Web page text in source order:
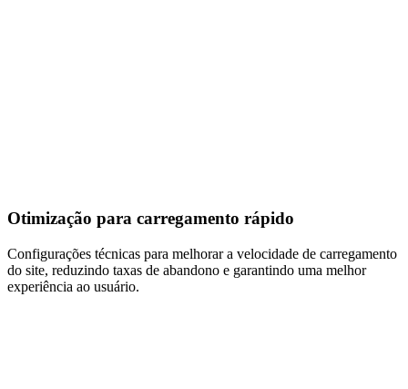
Otimização para carregamento rápido
Configurações técnicas para melhorar a velocidade de carregamento
do site, reduzindo taxas de abandono e garantindo uma melhor
experiência ao usuário.